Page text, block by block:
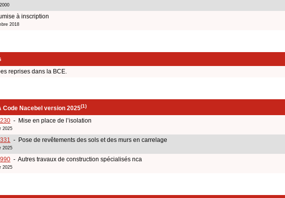
à inscription
2018
reprises dans la BCE.
Code Nacebel version 2025(1)
- Mise en place de l’isolation
2025
- Pose de revêtements des sols et des murs en carrelage
2025
- Autres travaux de construction spécialisés nca
2025